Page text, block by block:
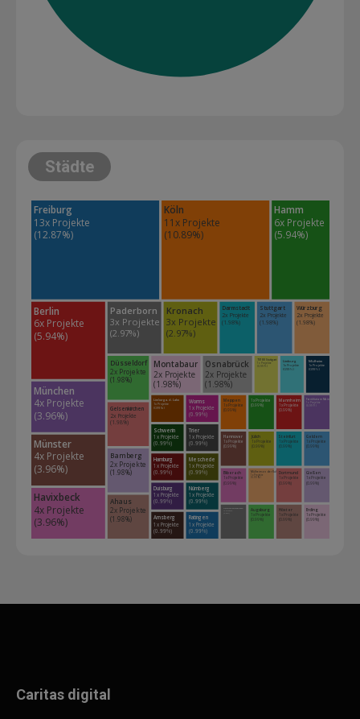
Städte
Freiburg
13x Projekte
(12.87%)
Köln
11x Projekte
(10.89%)
Hamm
6x Projekte
(5.94%)
Berlin
6x Projekte
(5.94%)
München
4x Projekte
(3.96%)
Münster
4x Projekte
(3.96%)
Havixbeck
4x Projekte
(3.96%)
Paderborn
3x Projekte
(2.97%)
Kronach
3x Projekte
(2.97%)
Darmstadt
2x Projekte
(1.98%)
Stuttgart
2x Projekte
(1.98%)
Würzburg
2x Projekte
(1.98%)
Düsseldorf
2x Projekte
(1.98%)
Gelsenkirchen
2x Projekte
(1.98%)
Bamberg
2x Projekte
(1.98%)
Ahaus
2x Projekte
(1.98%)
Montabaur
2x Projekte
(1.98%)
Osnabrück
2x Projekte
(1.98%)
70188 Stuttgart
1x Projekte
Limburg
1x Projekte
(0.99%)
Mülheim
1x Projekte
(0.99%)
Limburg a. d. Lahn
1x Projekte
(0.99%)
Schwerin
1x Projekte
(0.99%)
Hamburg
1x Projekte
(0.99%)
Duisburg
1x Projekte
(0.99%)
Arnsberg
1x Projekte
(0.99%)
Worms
1x Projekte
(0.99%)
Trier
1x Projekte
(0.99%)
Meschede
1x Projekte
(0.99%)
Nürnberg
1x Projekte
(0.99%)
Ratingen
1x Projekte
(0.99%)
Meppen
1x Projekte
(0.99%)
1x Projekte
(0.99%)
Mannheim
1x Projekte
(0.99%)
Frankfurt am Main
1x Projekte
(0.99%)
Hannover
1x Projekte
(0.99%)
Biberach
1x Projekte
(0.99%)
Garmisch-Partenkirchen
1x Projekte
Jülich
1x Projekte
(0.99%)
Steinfurt
1x Projekte
(0.99%)
Geldern
1x Projekte
(0.99%)
Mülheim an der Ruhr
1x Projekte
(0.99%)
Augsburg
1x Projekte
(0.99%)
Dortmund
1x Projekte
(0.99%)
Gießen
1x Projekte
(0.99%)
Höxter
1x Projekte
(0.99%)
Erding
1x Projekte
(0.99%)
Caritas digital